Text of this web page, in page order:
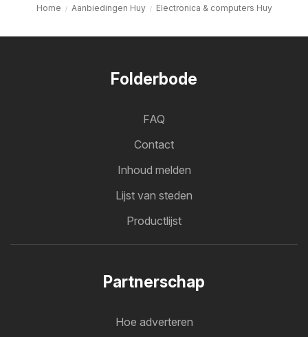
Home Aanbiedingen Huy Electronica & computers Huy
Folderbode
FAQ
Contact
Inhoud melden
Lijst van steden
Productlijst
Partnerschap
Hoe adverteren